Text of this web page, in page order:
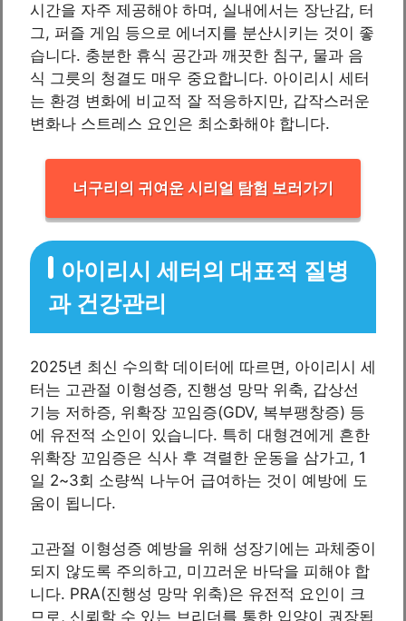
시간을 자주 제공해야 하며, 실내에서는 장난감, 터
그, 퍼즐 게임 등으로 에너지를 분산시키는 것이 좋
습니다. 충분한 휴식 공간과 깨끗한 침구, 물과 음
식 그릇의 청결도 매우 중요합니다. 아이리시 세터
는 환경 변화에 비교적 잘 적응하지만, 갑작스러운
변화나 스트레스 요인은 최소화해야 합니다.
너구리의 귀여운 시리얼 탐험 보러가기
아이리시 세터의 대표적 질병
과 건강관리
2025년 최신 수의학 데이터에 따르면, 아이리시 세
터는 고관절 이형성증, 진행성 망막 위축, 갑상선
기능 저하증, 위확장 꼬임증(GDV, 복부팽창증) 등
에 유전적 소인이 있습니다. 특히 대형견에게 흔한
위확장 꼬임증은 식사 후 격렬한 운동을 삼가고, 1
일 2~3회 소량씩 나누어 급여하는 것이 예방에 도
움이 됩니다.
고관절 이형성증 예방을 위해 성장기에는 과체중이
되지 않도록 주의하고, 미끄러운 바닥을 피해야 합
니다. PRA(진행성 망막 위축)은 유전적 요인이 크
므로, 신뢰할 수 있는 브리더를 통한 입양이 권장됩